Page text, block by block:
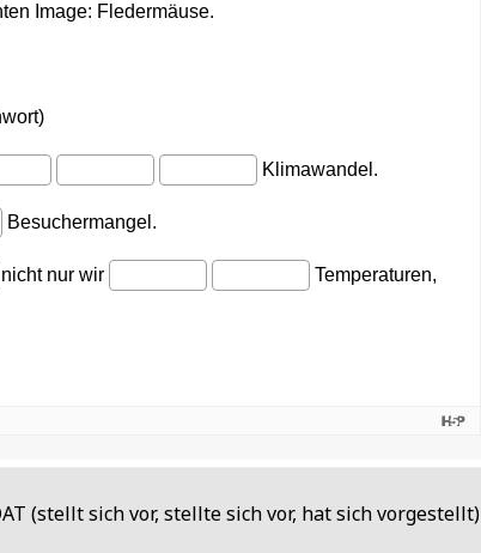
(stellt sich vor, stellte sich vor, hat sich vorgestellt)